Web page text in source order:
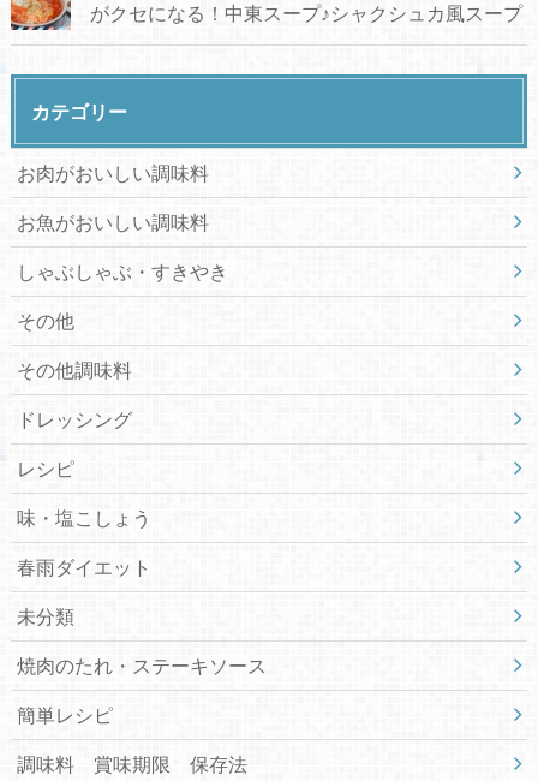
がクセになる！中東スープ♪シャクシュカ風スープ
カテゴリー
お肉がおいしい調味料
お魚がおいしい調味料
しゃぶしゃぶ・すきやき
その他
その他調味料
ドレッシング
レシピ
味・塩こしょう
春雨ダイエット
未分類
焼肉のたれ・ステーキソース
簡単レシピ
調味料 賞味期限 保存法